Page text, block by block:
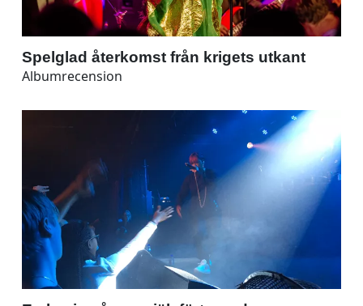
Spelglad återkomst från krigets utkant
Albumrecension